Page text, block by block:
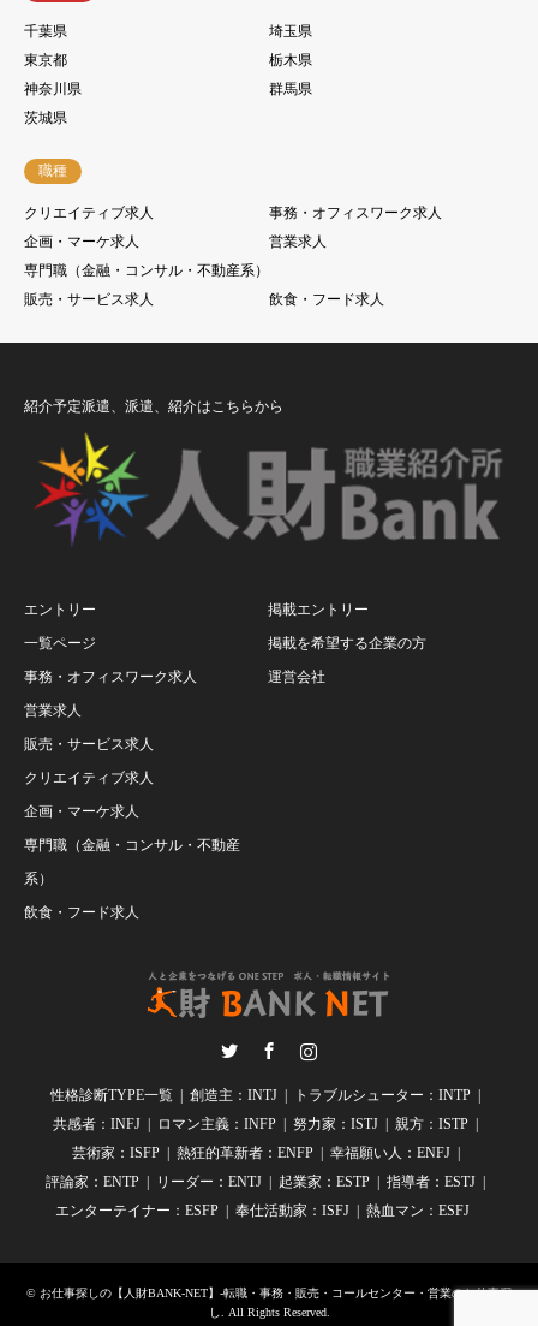
千葉県
埼玉県
東京都
栃木県
神奈川県
群馬県
茨城県
職種
クリエイティブ求人
事務・オフィスワーク求人
企画・マーケ求人
営業求人
専門職（金融・コンサル・不動産系）
販売・サービス求人
飲食・フード求人
紹介予定派遣、派遣、紹介はこちらから
エントリー
一覧ページ
事務・オフィスワーク求人
営業求人
販売・サービス求人
クリエイティブ求人
企画・マーケ求人
専門職（金融・コンサル・不動産
系）
飲食・フード求人
掲載エントリー
掲載を希望する企業の方
運営会社
性格診断TYPE一覧 創造主：INTJ
トラブルシューター：INTP
共感者：INFJ
ロマン主義：INFP 努力家：ISTJ
親方：ISTP
芸術家：ISFP
熱狂的革新者：ENFP
幸福願い人：ENFJ
評論家：ENTP
リーダー：ENTJ 起業家：ESTP
指導者：ESTJ
エンターテイナー：ESFP
奉仕活動家：ISFJ 熱血マン：ESFJ
© お仕事探しの【人財BANK-NET】-転職・事務・販売・コールセンター・営業のお仕事探
し
. All Rights Reserved.